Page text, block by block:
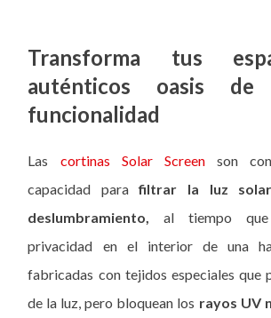
Transforma tus
auténticos oasis
funcionalidad
Las cortinas Solar Screenson
capacidad parafiltrar la luz
deslumbramiento, al tiempo que
privacidad en el interior de una
fabricadas con tejidos especiales que
de la luz, pero bloquean los rayos UV